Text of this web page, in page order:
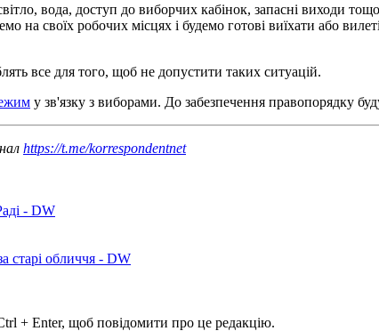
вода, доступ до виборчих кабінок, запасні виходи
на своїх робочих місцях і будемо готові виїхати або
все для того, щоб не допустити таких ситуацій.
у зв'язку з виборами. До забезпечення правопорядку
https://t.me/korrespondentnet
- DW
старі обличчя - DW
+ Enter, щоб повідомити про це редакцію.